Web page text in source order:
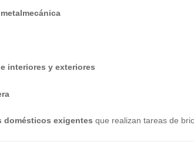
interiores y exteriores
domésticos exigentes que realizan tareas de